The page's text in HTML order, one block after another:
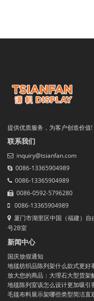
提供优质服务，为客户创造价值!
联系我们
inquiry@tsianfan.com
0086-13365904989
0086-13365904989
0086-0592-5796280
0086-13365904989
厦门市湖里区中国（福建）
号2B室
新闻中心
国庆放假通知
地毯纺织品陈列架什么款式更好
放大您的商品：大理石大型货架
地毯陈列室该怎么设计更加吸引
毛毯布料展示架哪些类型简洁直